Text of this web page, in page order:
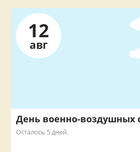
12
авг
День военно-воздушных
Осталось 5 дней.